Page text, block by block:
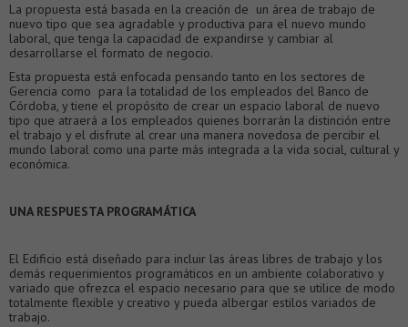
La propuesta está basada en la creación de un área de trabajo de
nuevo tipo que sea agradable y productiva para el nuevo mundo
laboral, que tenga la capacidad de expandirse y cambiar al
desarrollarse el formato de negocio.
Esta propuesta está enfocada pensando tanto en los sectores de
Gerencia como para la totalidad de los empleados del Banco de
Córdoba, y tiene el propósito de crear un espacio laboral de nuevo
tipo que atraerá a los empleados quienes borrarán la distinción entre
el trabajo y el disfrute al crear una manera novedosa de percibir el
mundo laboral como una parte más integrada a la vida social, cultural y
económica.
UNA RESPUESTA PROGRAMÁTICA
El Edificio está diseñado para incluir las áreas libres de trabajo y los
demás requerimientos programáticos en un ambiente colaborativo y
variado que ofrezca el espacio necesario para que se utilice de modo
totalmente flexible y creativo y pueda albergar estilos variados de
trabajo.